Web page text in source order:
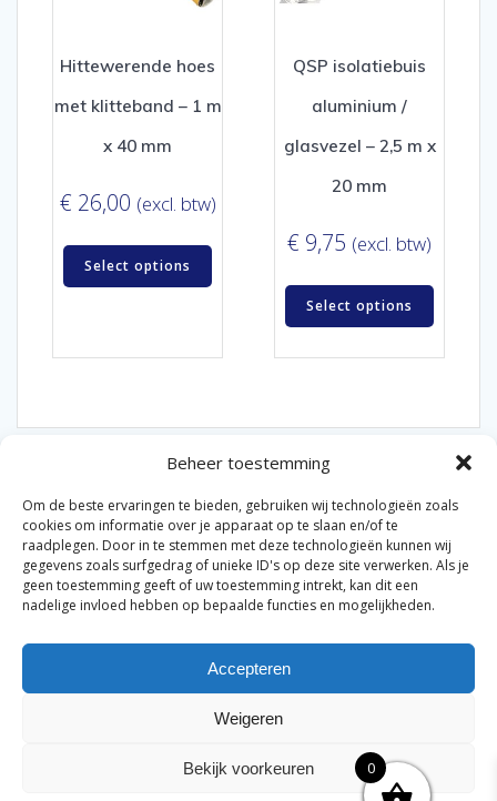
Beheer toestemming
Om de beste ervaringen te bieden, gebruiken wij technologieën zoals
cookies om informatie over je apparaat op te slaan en/of te
raadplegen. Door in te stemmen met deze technologieën kunnen wij
gegevens zoals surfgedrag of unieke ID's op deze site verwerken. Als je
geen toestemming geeft of uw toestemming intrekt, kan dit een
nadelige invloed hebben op bepaalde functies en mogelijkheden.
Accepteren
Weigeren
Bekijk voorkeuren
Hittewerende hoes
met klitteband – 1 m
x 40 mm
€ 26,00 (excl. btw)
Select options
QSP isolatiebuis
aluminium /
glasvezel – 2,5 m x
20 mm
€ 9,75 (excl. btw)
Select options
© 2026 Van der Bel Las en Radiateurenbedrijf.
Privacyverklaring|Cookiebeleid|Retourbeleid|
Algemene voorwaarden voor consumenten
genoemd. Geen officiële samenwerking tenzij anders
0